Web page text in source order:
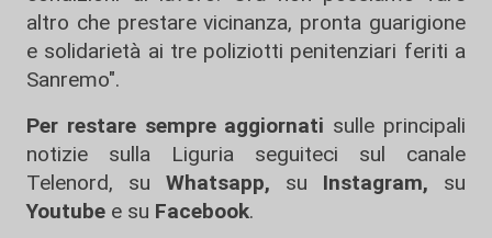
altro che prestare vicinanza, pronta guarigione
e solidarietà ai tre poliziotti penitenziari feriti a
Sanremo".
Per restare sempre aggiornati sulle principali
notizie sulla Liguria seguiteci sul canale
Telenord, su
Whatsapp, su Instagram, su
Youtube e su Facebook.